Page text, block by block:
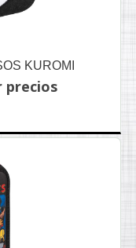
KUROMI
precios